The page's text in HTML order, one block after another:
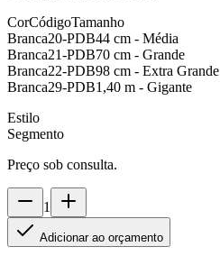
CorCódigoTamanho
Branca20-PDB44 cm - Média
Branca21-PDB70 cm - Grande
Branca22-PDB98 cm - Extra Grande
Branca29-PDB1,40 m - Gigante
Estilo
Segmento
Preço sob consulta.
1
Adicionar ao orçamento